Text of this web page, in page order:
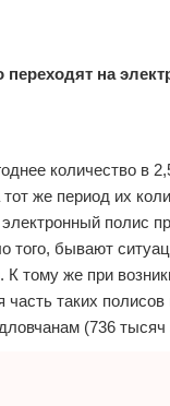
на
количество в
же период их
полис
того, бывают
тому же при
таких полисов
(736